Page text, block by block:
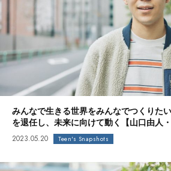
みんなで生きる世界をみんなでつくりた
を退任し、未来に向けて動く【山口由人・
2023.05.20 Teen's Snapshots